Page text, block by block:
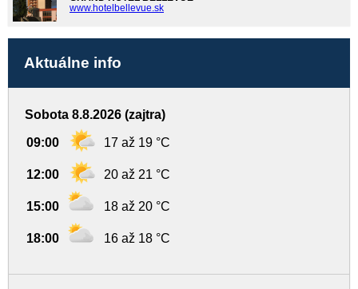
www.hotelbellevue.sk
Aktuálne info
Sobota 8.8.2026 (zajtra)
09:00 17 až 19 °C
12:00 20 až 21 °C
15:00 18 až 20 °C
18:00 16 až 18 °C